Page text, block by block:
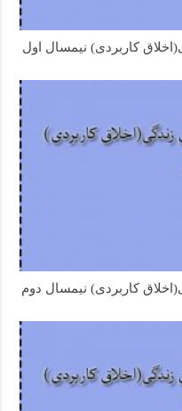
کاربردی) نیمسال اول
کاربردی) نیمسال دوم